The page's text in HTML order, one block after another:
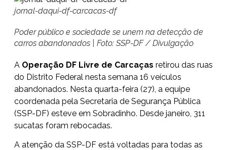
jornal-daqui-df-carcacas-df
Poder público e sociedade se unem na detecção de
carros abandonados | Foto: SSP-DF / Divulgação
A Operação DF Livre de Carcaças retirou das ruas
do Distrito Federal nesta semana 16 veículos
abandonados. Nesta quarta-feira (27), a equipe
coordenada pela Secretaria de Segurança Pública
(SSP-DF) esteve em Sobradinho. Desde janeiro, 311
sucatas foram rebocadas.
A atenção da SSP-DF está voltadas para todas as